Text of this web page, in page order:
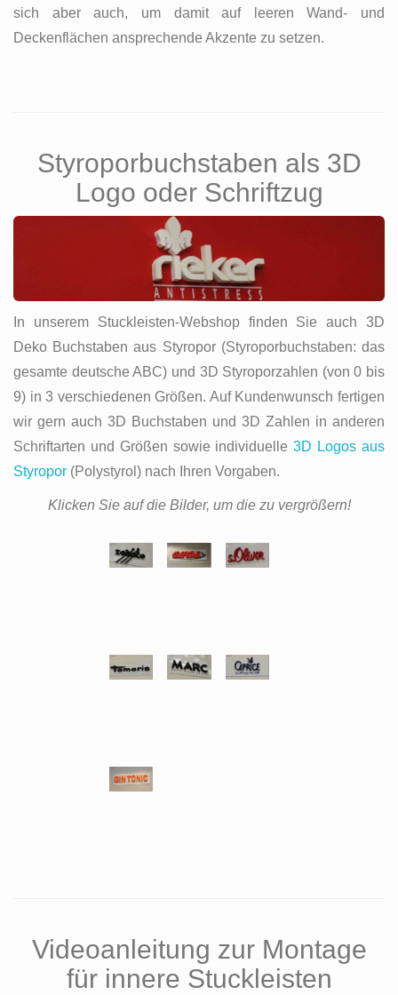
sich aber auch, um damit auf leeren Wand- und
Deckenflächen ansprechende Akzente zu setzen.
Styroporbuchstaben als 3D
Logo oder Schriftzug
In unserem Stuckleisten-Webshop finden Sie auch 3D
Deko Buchstaben aus Styropor (Styroporbuchstaben: das
gesamte deutsche ABC) und 3D Styroporzahlen (von 0 bis
9) in 3 verschiedenen Größen. Auf Kundenwunsch fertigen
wir gern auch 3D Buchstaben und 3D Zahlen in anderen
Schriftarten und Größen sowie individuelle3D Logos aus
Styropor (Polystyrol) nach Ihren Vorgaben.
Klicken Sie auf die Bilder, um die zu vergrößern!
Videoanleitung zur Montage
für innere Stuckleisten